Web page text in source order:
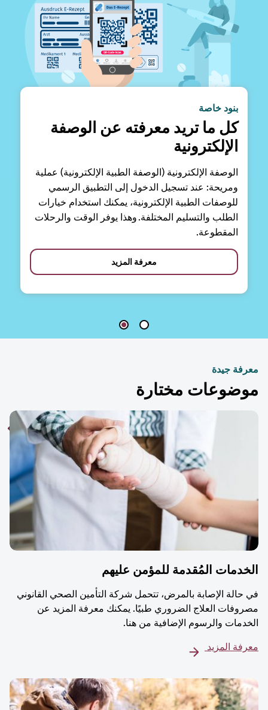
بنود خاصة
كل ما تريد معرفته عن الوصفة
الإلكترونية
الوصفة الإلكترونية (الوصفة الطبية الإلكترونية) عملية
ومريحة: عند تسجيل الدخول إلى التطبيق الرسمي
للوصفات الطبية الإلكترونية، يمكنك استخدام خيارات
الطلب والتسليم المختلفة. وهذا يوفر الوقت والرحلات
المقطوعة.
معرفة المزيد
جيدة
مختارة
المُقدمة للمؤمن عليهم
الإصابة بالمرض، تتحمل شركة التأمين الصحي القانوني
العلاج الضروري طبيًا. يمكنك معرفة المزيد عن
والرسوم الإضافية من هنا.
المزيد